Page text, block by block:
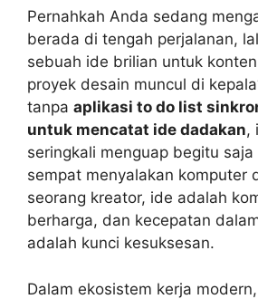
Pernahkah Anda sedang
berada di tengah perjalanan,
sebuah ide brilian untuk
proyek desain muncul di
tanpa aplikasi to do list
untuk mencatat ide dadakan,
seringkali menguap begitu
sempat menyalakan komputer
seorang kreator, ide adalah
berharga, dan kecepatan
adalah kunci kesuksesan.
Dalam ekosistem kerja